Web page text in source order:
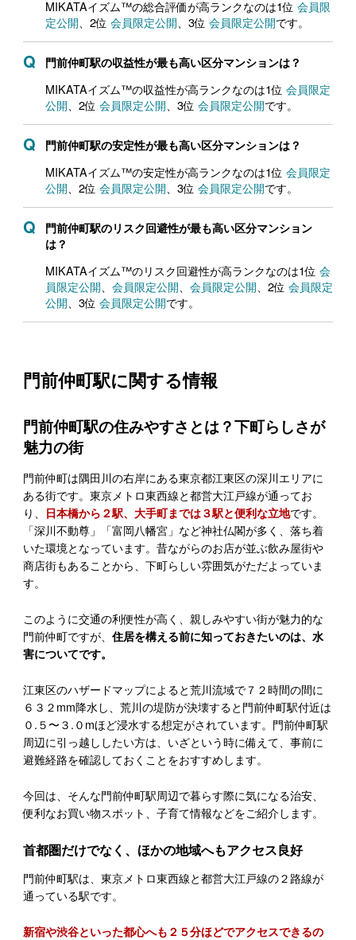
MIKATAイズム™の総合評価が高ランクなのは1位会員限
定公開、2位会員限定公開、3位会員限定公開です。
門前仲町駅の収益性が最も高い区分マンションは？
MIKATAイズム™の収益性が高ランクなのは1位会員限定
公開、2位会員限定公開、3位会員限定公開です。
門前仲町駅の安定性が最も高い区分マンションは？
MIKATAイズム™の安定性が高ランクなのは1位会員限定
公開、2位会員限定公開、3位会員限定公開です。
門前仲町駅のリスク回避性が最も高い区分マンション
は？
MIKATAイズム™のリスク回避性が高ランクなのは1位会
員限定公開、会員限定公開、会員限定公開、2位会員限定
公開、3位会員限定公開です。
門前仲町駅に関する情報
門前仲町駅の住みやすさとは？下町らしさが
魅力の街
門前仲町は隅田川の右岸にある東京都江東区の深川エリアに
ある街です。東京メトロ東西線と都営大江戸線が通ってお
り、 日本橋から２駅、大手町までは３駅と便利な立地です。
「深川不動尊」「富岡八幡宮」など神社仏閣が多く、落ち着
いた環境となっています。昔ながらのお店が並ぶ飲み屋街や
商店街もあることから、下町らしい雰囲気がただよっていま
す。
このように交通の利便性が高く、親しみやすい街が魅力的な
門前仲町ですが、 住居を構える前に知っておきたいのは、水
害についてです。
江東区のハザードマップによると荒川流域で７２時間の間に
６３２mm降水し、荒川の堤防が決壊すると門前仲町駅付近は
０.５〜３.０mほど浸水する想定がされています。門前仲町駅
周辺に引っ越ししたい方は、いざという時に備えて、事前に
避難経路を確認しておくことをおすすめします。
今回は、そんな門前仲町駅周辺で暮らす際に気になる治安、
便利なお買い物スポット、子育て情報などをご紹介します。
首都圏だけでなく、ほかの地域へもアクセス良好
門前仲町駅は、東京メトロ東西線と都営大江戸線の２路線が
通っている駅です。
新宿や渋谷といった都心へも２５分ほどでアクセスできるの